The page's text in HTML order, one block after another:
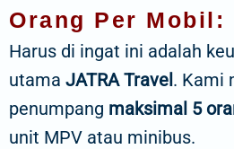
Orang Per Mobil:
Harus di ingat ini adalah
utama JATRA Travel. Kami
penumpang maksimal 5
unit MPV atau minibus.